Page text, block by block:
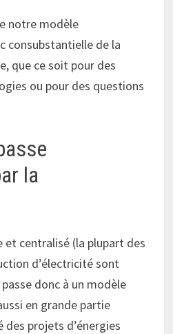
notre modèle
consubstantielle de la
que ce soit pour des
ou pour des questions
la
et centralisé (la plupart des
d’électricité sont
donc à un modèle
en grande partie
projets d’énergies